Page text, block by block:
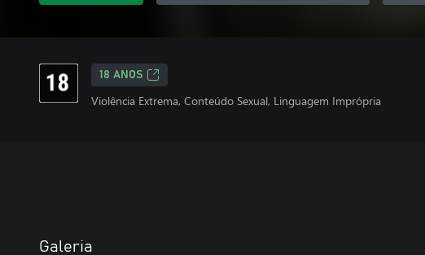
18 ANOS
Violência Extrema, Conteúdo Sexual, Linguagem Imprópria
Galeria